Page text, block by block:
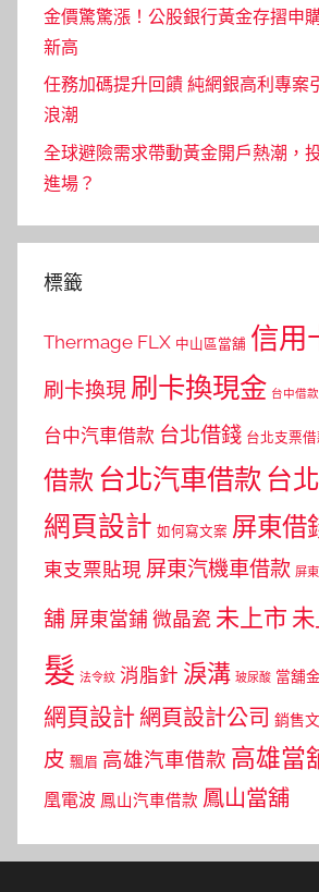
金價驚驚漲！公股銀行黃金存摺申
新高
任務加碼提升回饋 純網銀高利專案
浪潮
全球避險需求帶動黃金開戶熱潮，
進場？
標籤
Thermage FLX 中山區當舖 信用
刷卡換現 刷卡換現金 台中借款
台中汽車借款 台北借錢 台北支票借
借款 台北汽車借款 台
網頁設計 如何寫文案 屏東借
東支票貼現 屏東汽機車借款 屏
舖 屏東當鋪 微晶瓷 未上市
髮 法令紋 消脂針 淚溝 玻尿酸 當舖
網頁設計 網頁設計公司 銷售
皮 飄眉 高雄汽車借款 高雄當
凰電波 鳳山汽車借款 鳳山當舖